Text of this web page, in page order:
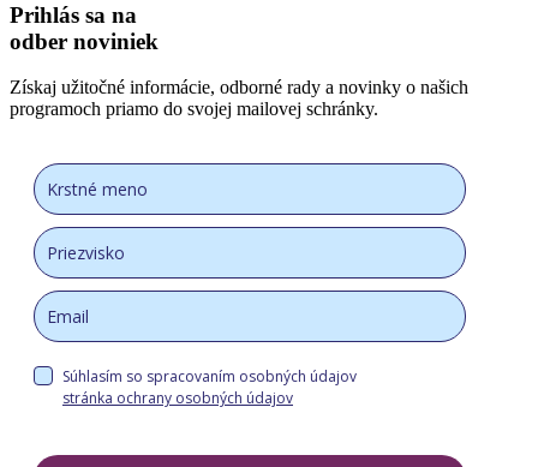
Prihlás sa na
odber noviniek
Získaj užitočné informácie, odborné rady a novinky o našich
programoch priamo do svojej mailovej schránky.
Súhlasím so spracovaním osobných údajov
stránka ochrany osobných údajov